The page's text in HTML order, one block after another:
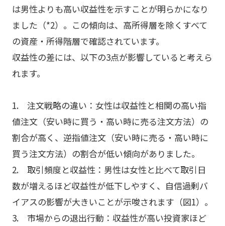
は男性よりも高い収益性を示すことが明らかになり
ました（*2）。この傾向は、高所得層を除くすべて
の資産・所得階層で確認されています。
収益性の差には、以下の3点が影響していると考えら
れます。
1. 注文戦略の違い：女性は収益性と相関の高い指
値注文（安い時に買う・高い時に売る注文方法）の
割合が高く、逆指値注文（安い時に売る・高い時に
買う注文方法）の割合が低い傾向がありました。
2. 取引頻度と収益性：男性は女性と比べて取引日
数が増えるほど収益性が低下しやすく、自信過剰バ
イアスの影響が大きいことが示唆されます（図1）。
3. 市場からの退出行動：収益性が高い投資家ほど